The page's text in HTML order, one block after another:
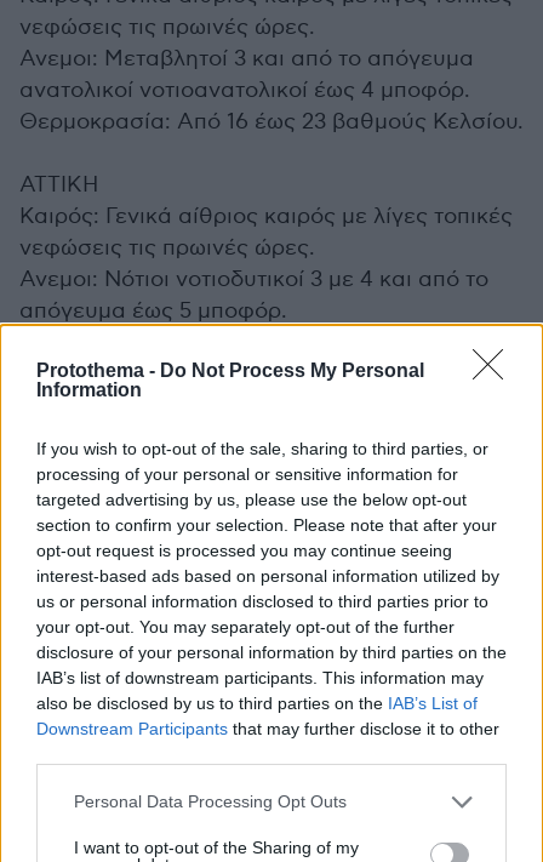
Protothema - Do Not Process My Personal
Information
If you wish to opt-out of the sale, sharing to third parties, or
processing of your personal or sensitive information for
targeted advertising by us, please use the below opt-out
section to confirm your selection. Please note that after your
opt-out request is processed you may continue seeing
interest-based ads based on personal information utilized by
us or personal information disclosed to third parties prior to
your opt-out. You may separately opt-out of the further
disclosure of your personal information by third parties on the
IAB’s list of downstream participants. This information may
also be disclosed by us to third parties on the IAB’s List of
Downstream Participants that may further disclose it to other
Please note that this website/app uses one or more Google
not limited to your visit or usage behaviour. You may click to
Personal Data Processing Opt Outs
I want to opt-out of the Sharing of my
νεφώσεις τις πρωινές ώρες.
Ανεμοι: Μεταβλητοί 3 και από το απόγευμα
ανατολικοί νοτιοανατολικοί έως 4 μποφόρ.
Θερμοκρασία: Από 16 έως 23 βαθμούς Κελσίου.
ΑΤΤΙΚΗ
Καιρός: Γενικά αίθριος καιρός με λίγες τοπικές
νεφώσεις τις πρωινές ώρες.
Ανεμοι: Νότιοι νοτιοδυτικοί 3 με 4 και από το
απόγευμα έως 5 μποφόρ.
cwcejwmc632p)
ΠΡΟΓΝΩΣΗ ΓΙΑ ΤΟ ΣΑΒΒΑΤΟ 21-10-2023
Γενικά αίθριος καιρός με λίγες νεφώσεις, οι
οποίες από τις μεσημβρινές ώρες σταδιακά στα
βορειοδυτικά θα πυκνώσουν και θα
σημειωθούν τοπικές βροχές και από αργά το
απόγευμα στο βόρειο Ιόνιο μεμονωμένες
και πιθανόν να σχηματιστούν τοπικές ομίχλες.
Οι μετεωρολογικές συνθήκες ευνοούν τη